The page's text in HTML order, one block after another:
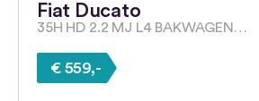
Fiat Ducato
35H HD 2.2 MJ L4 BAKWAGEN…
€ 559,-